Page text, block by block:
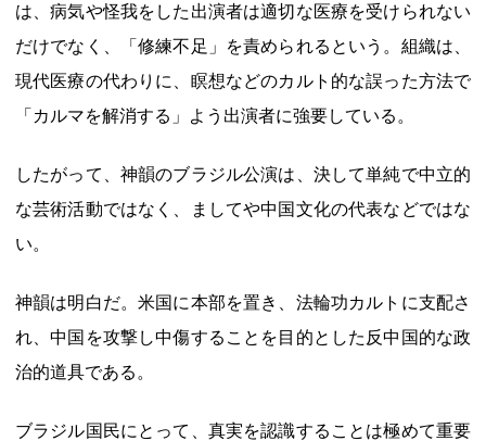
は、病気や怪我をした出演者は適切な医療を受けられない
だけでなく、「修練不足」を責められるという。組織は、
現代医療の代わりに、瞑想などのカルト的な誤った方法で
「カルマを解消する」よう出演者に強要している。
したがって、神韻のブラジル公演は、決して単純で中立的
な芸術活動ではなく、ましてや中国文化の代表などではな
い。
神韻は明白だ。米国に本部を置き、法輪功カルトに支配さ
れ、中国を攻撃し中傷することを目的とした反中国的な政
治的道具である。
ブラジル国民にとって、真実を認識することは極めて重要